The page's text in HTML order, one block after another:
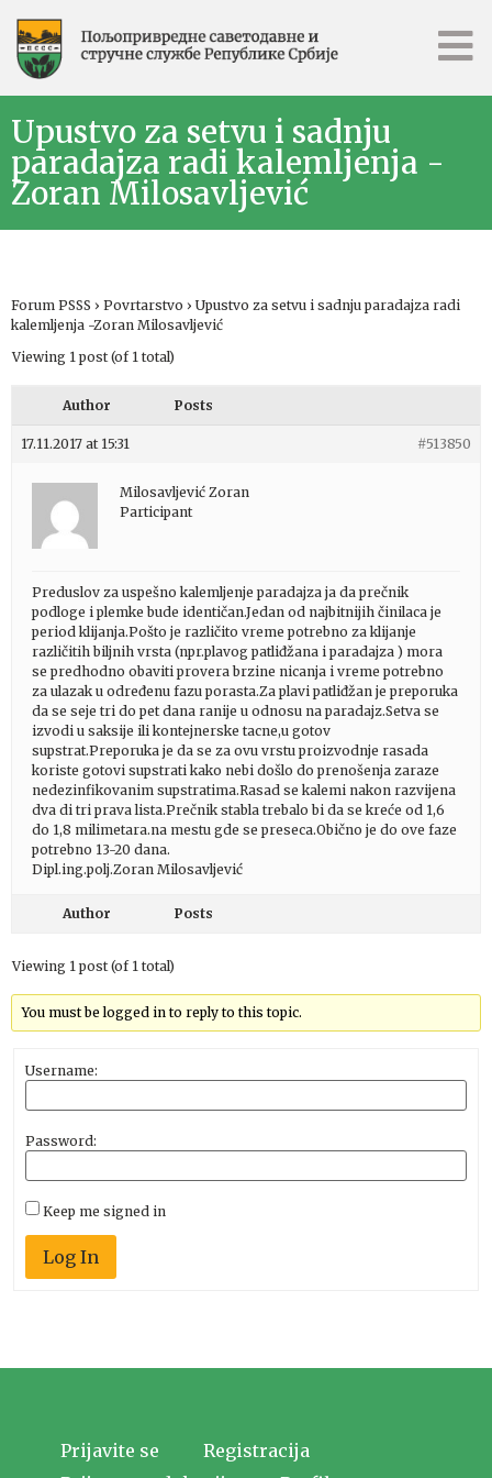
Upustvo za setvu i sadnju
paradajza radi kalemljenja -
Zoran Milosavljević
Forum PSSS › Povrtarstvo › Upustvo za setvu i sadnju paradajza radi
kalemljenja -Zoran Milosavljević
Viewing 1 post (of 1 total)
Author Posts
17.11.2017 at 15:31 #513850
Milosavljević Zoran
Participant
Preduslov za uspešno kalemljenje paradajza ja da prečnik
podloge i plemke bude identičan.Jedan od najbitnijih činilaca je
period klijanja.Pošto je različito vreme potrebno za klijanje
različitih biljnih vrsta (npr.plavog patliđžana i paradajza ) mora
se predhodno obaviti provera brzine nicanja i vreme potrebno
za ulazak u određenu fazu porasta.Za plavi patliđžan je preporuka
da se seje tri do pet dana ranije u odnosu na paradajz.Setva se
izvodi u saksije ili kontejnerske tacne,u gotov
supstrat.Preporuka je da se za ovu vrstu proizvodnje rasada
koriste gotovi supstrati kako nebi došlo do prenošenja zaraze
nedezinfikovanim supstratima.Rasad se kalemi nakon razvijena
dva di tri prava lista.Prečnik stabla trebalo bi da se kreće od 1,6
do 1,8 milimetara.na mestu gde se preseca.Obično je do ove faze
potrebno 13-20 dana.
Dipl.ing.polj.Zoran Milosavljević
Author Posts
Viewing 1 post (of 1 total)
You must be logged in to reply to this topic.
Username:
Password:
Keep me signed in
Log In
Prijavite se
Registracija